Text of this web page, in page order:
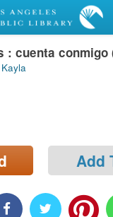
: cuenta conmigo
Add